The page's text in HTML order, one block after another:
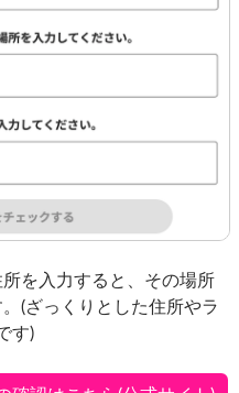
を入力すると、その場所
(ざっくりとした住所やラ
す)